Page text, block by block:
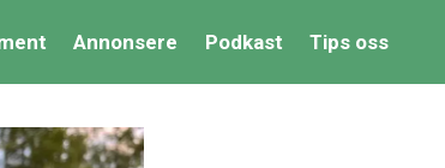
Annonsere Podkast Tips oss